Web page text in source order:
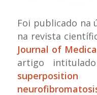
Foi publicado na
na revista
Journal of
artigo